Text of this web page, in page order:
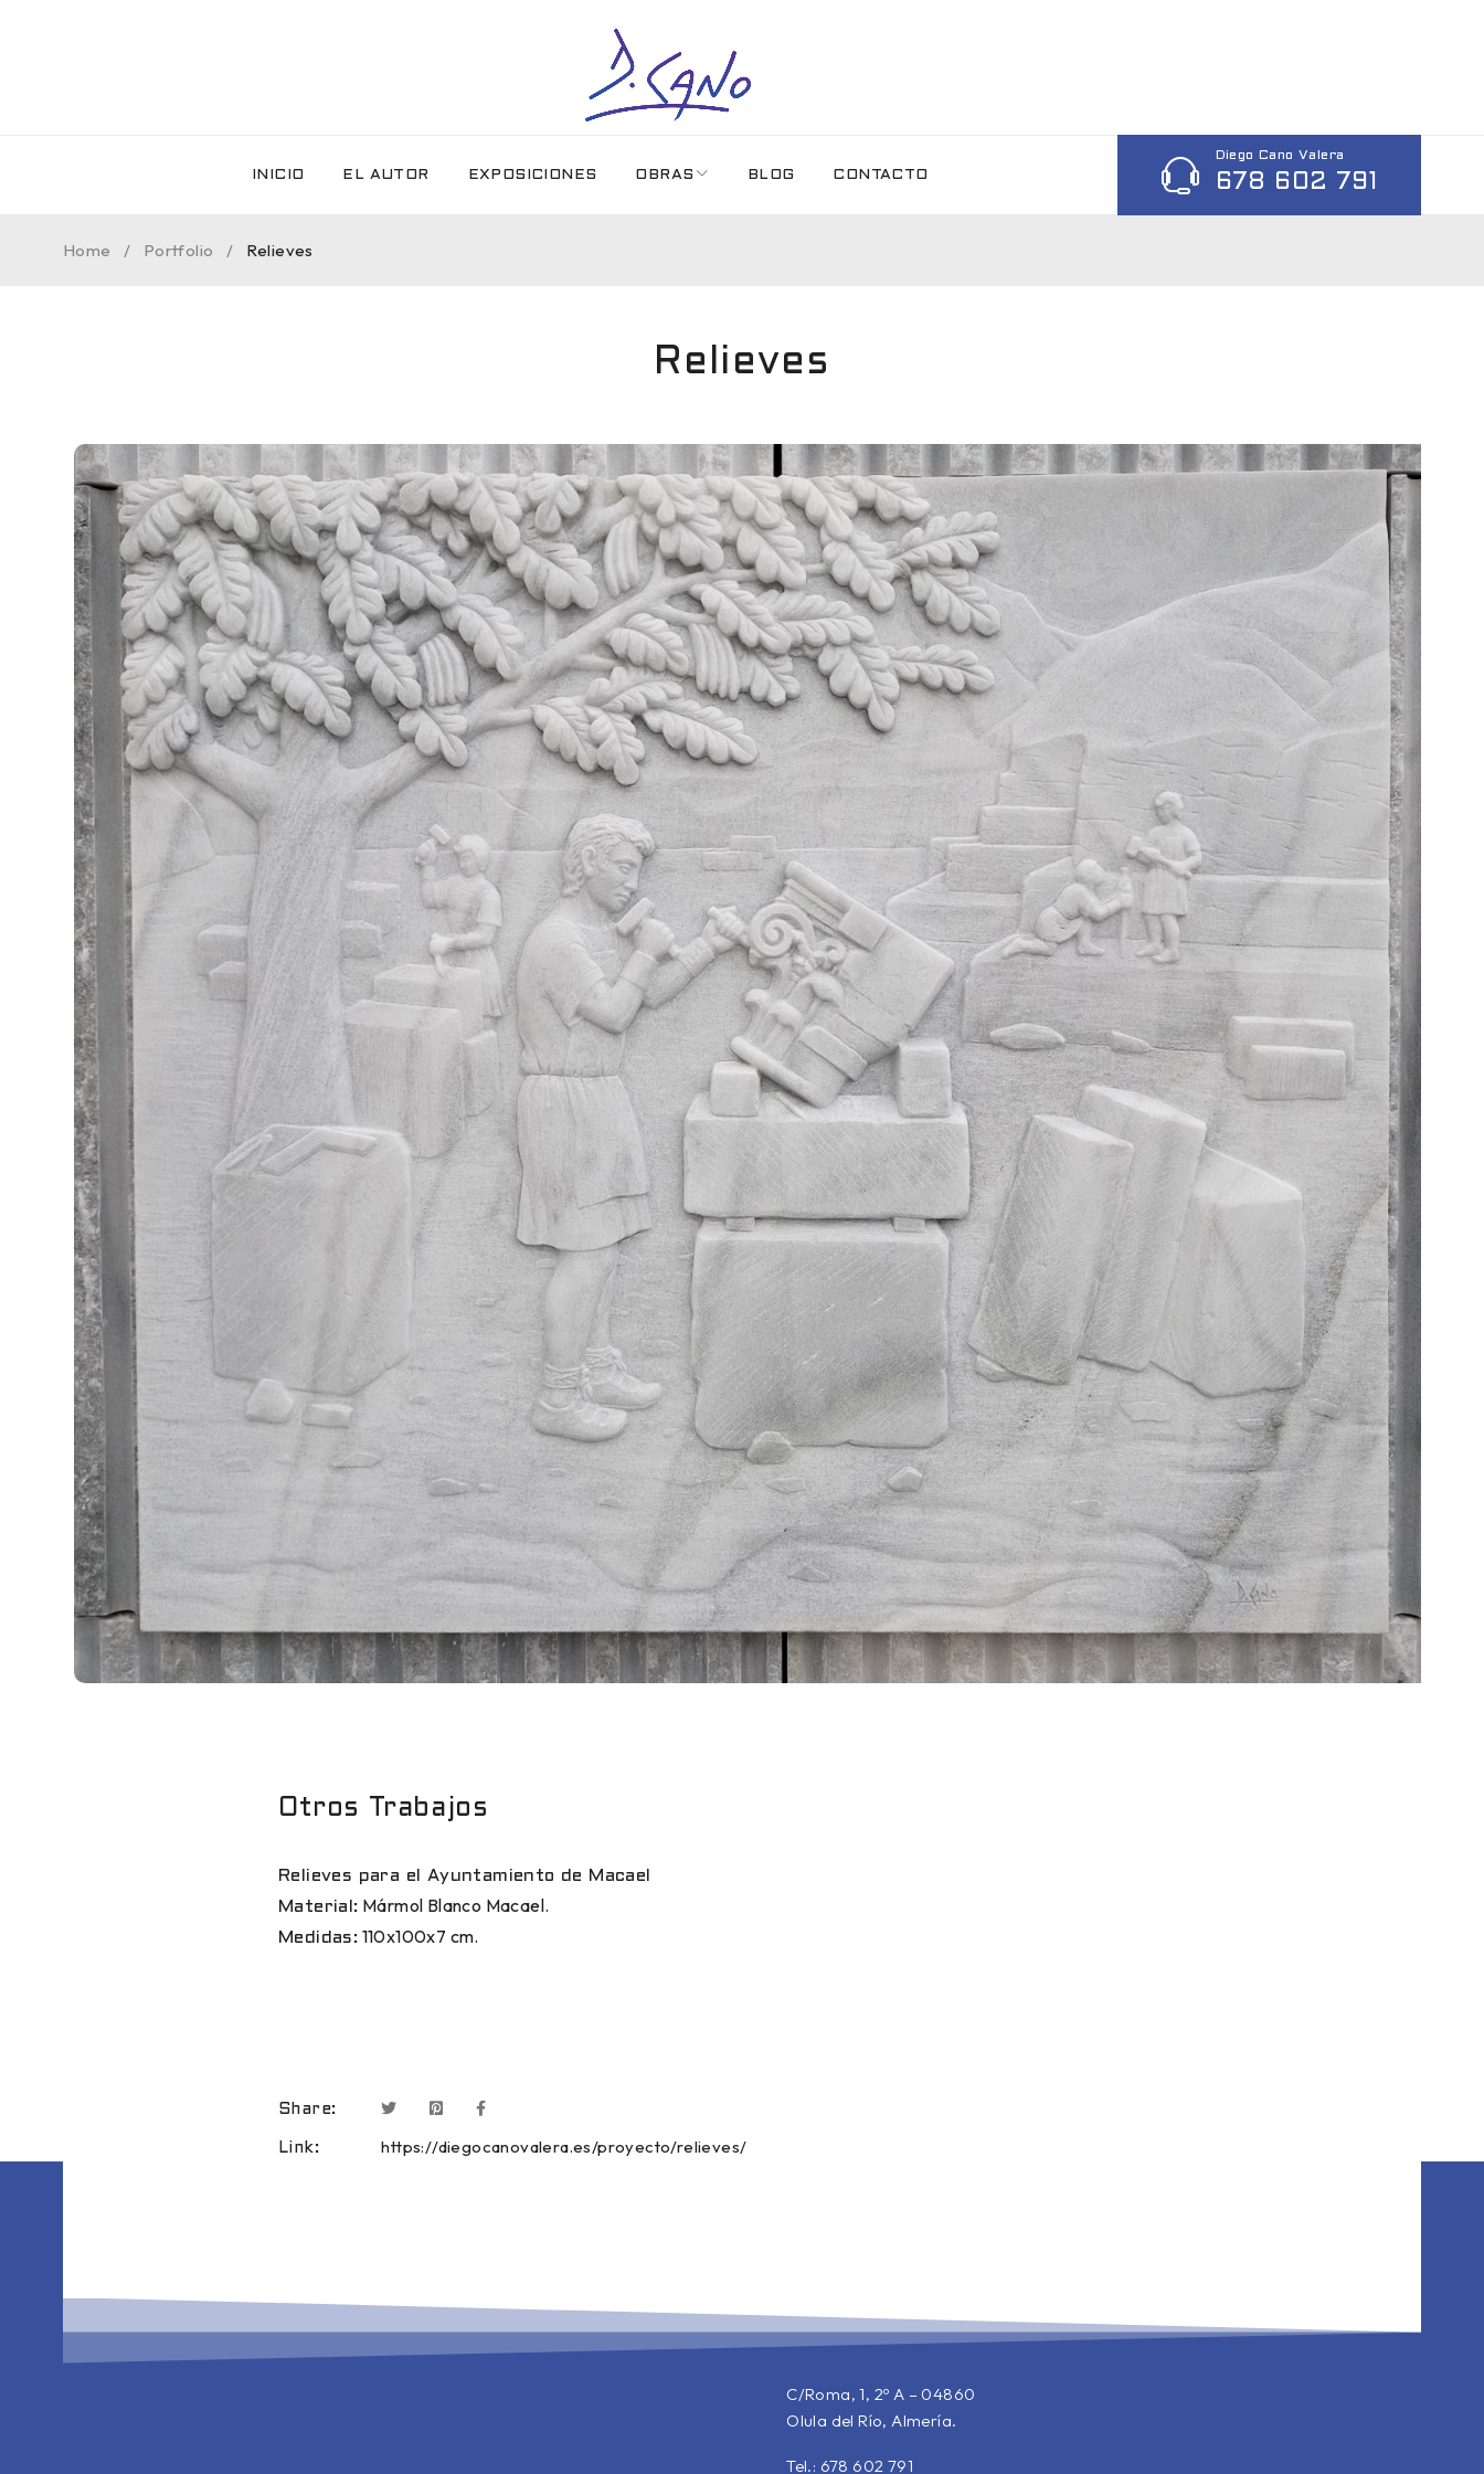
INICIO EL AUTOR EXPOSICIONES OBRAS BLOG CONTACTO
Diego Cano Valera
678 602 791
Home / Portfolio / Relieves
Relieves
Otros Trabajos
Relieves para el Ayuntamiento de Macael
Material: Mármol Blanco Macael.
Medidas: 110x100x7 cm.
Share:
Link: https://diegocanovalera.es/proyecto/relieves/
C/Roma, 1, 2º A – 04860
Olula del Río, Almería.
Tel.: 678 602 791